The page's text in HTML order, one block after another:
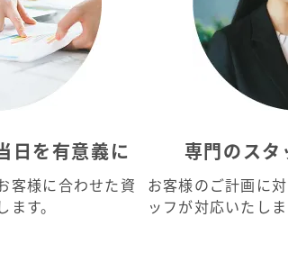
日を有意義に
客様に合わせた資
す。
専門のスタ
お客様のご計画に
ッフが対応いたしま